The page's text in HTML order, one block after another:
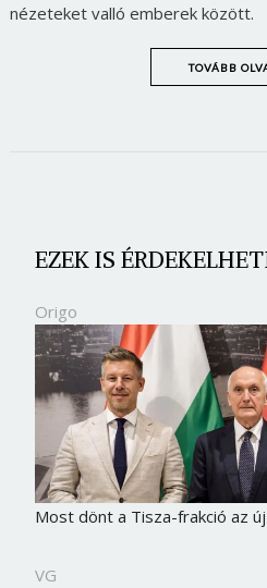
nézeteket valló emberek között.
TOVÁBB
EZEK IS
Origo
Most dönt a Tisza-frakció az
VG